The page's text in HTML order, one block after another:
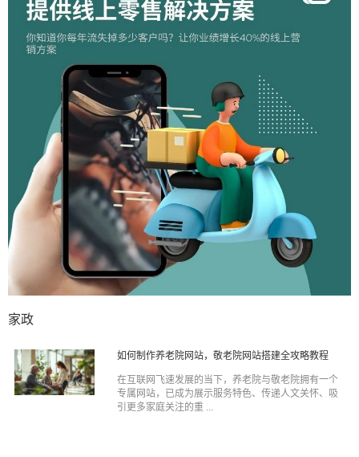
家政
如何制作养老院网站，敬老院网站搭建全攻略教程
在互联网飞速发展的当下，养老院与敬老院拥有一个
专属网站，已成为展示服务特色、传递人文关怀、吸
引更多家庭关注的重 ...